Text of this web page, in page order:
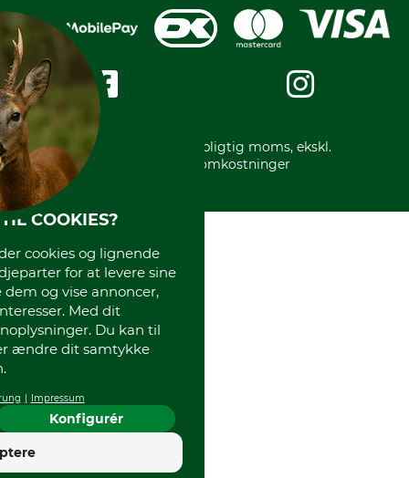
Privatlivspolitik
Handelsbetingelser
Impressum
Gratis returlabel
Kreditkort
Karriere
Messe datoer
Om os
International
* Alle priser inkl. lovpligtig moms, ekskl.
forsendelsesomkostninger
COOKIES?
cookies og lignende
for at levere sine
og vise annoncer,
Med dit
Du kan til
ændre dit samtykke
Impressum
Konfigurér